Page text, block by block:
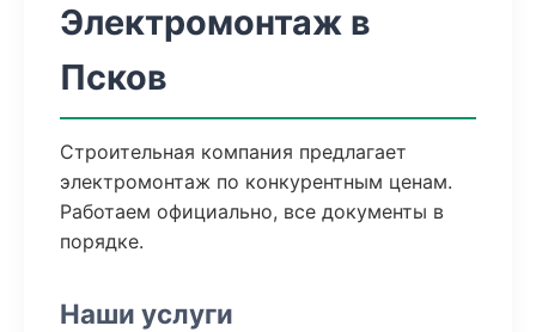
Электромонтаж в
Псков
Строительная компания предлагает
электромонтаж по конкурентным ценам.
Работаем официально, все документы в
порядке.
Наши услуги